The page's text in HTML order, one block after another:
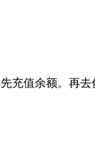
充值余额。再